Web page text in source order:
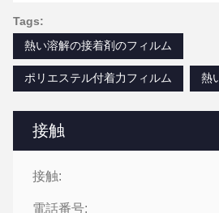
接触
接触:
電話番号:
Tags:
熱い溶解の接着剤のフィルム
ポリエステル付着力フィルム 熱